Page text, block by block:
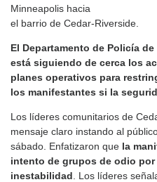
Minneapolis hacia
el barrio de Cedar-Riverside.
El Departamento de Policía
está siguiendo de cerca los
planes operativos para
los manifestantes si la
Los líderes comunitarios de
mensaje claro instando al
sábado. Enfatizaron que la
intento de grupos de odio
inestabilidad . Los líderes